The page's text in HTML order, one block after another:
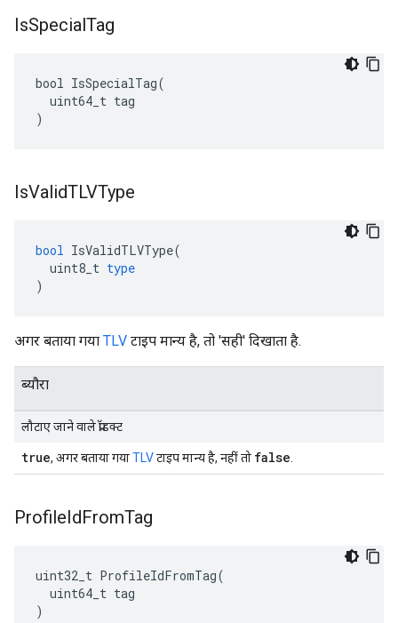
IsSpecialTag
bool IsSpecialTag(
  uint64_t tag
)
IsValidTLVType
bool IsValidTLVType(
uint8_t type
)
अगर बताया गया TLV टाइप मान्य है, तो 'सही' दिखाता है.
ब्यौरा
लौटाए जाने वाले प्रॉडक्ट
true, अगर बताया गयाTLVटाइप मान्य है, नहीं तो false
ProfileIdFromTag
uint32_t ProfileIdFromTag(
  uint64_t tag
)